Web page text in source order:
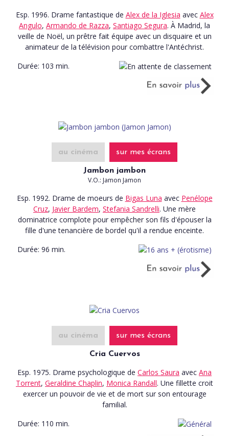
Esp. 1996. Drame fantastique de Alex de la Iglesia avec Alex
Angulo, Armando de Razza, Santiago Segura. À Madrid, la
veille de Noël, un prêtre fait équipe avec un disquaire et un
animateur de la télévision pour combattre l'Antéchrist.
Durée: 103 min.
au cinéma sur mes écrans
Jambon jambon
V.O.: Jamon Jamon
Esp. 1992. Drame de moeurs de Bigas Luna avec Penélope
Cruz, Javier Bardem, Stefania Sandrelli. Une mère
dominatrice complote pour empêcher son fils d'épouser la
fille d'une tenancière de bordel qu'il a rendue enceinte.
Durée: 96 min.
au cinéma sur mes écrans
Cria Cuervos
Esp. 1975. Drame psychologique de Carlos Saura avec Ana
Torrent, Geraldine Chaplin, Monica Randall. Une fillette croit
exercer un pouvoir de vie et de mort sur son entourage
familial.
Durée: 110 min.